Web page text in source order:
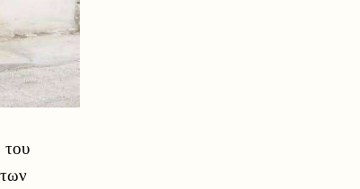
του